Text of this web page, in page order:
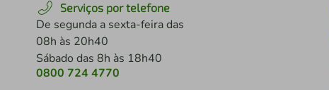
Serviços por telefone
De segunda a sexta-feira das
08h às 20h40
Sábado das 8h às 18h40
0800 724 4770